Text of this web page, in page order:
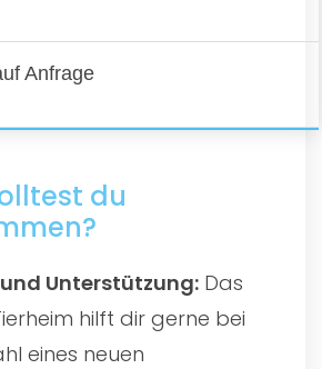
Anfrage
du
Unterstützung: Das
hilft dir gerne bei
eines neuen